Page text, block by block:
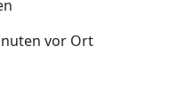
vor Ort